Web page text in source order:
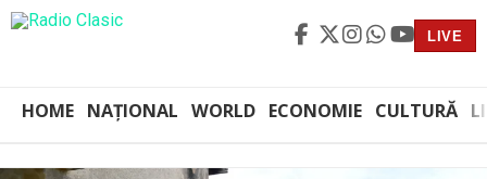
LIVE
HOME NAȚIONAL WORLD ECONOMIE CULTURĂ